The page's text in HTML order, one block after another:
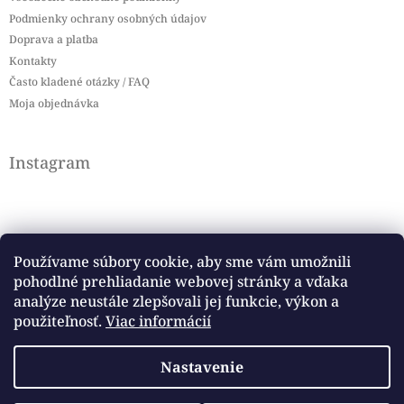
Používame súbory cookie, aby sme vám umožnili
pohodlné prehliadanie webovej stránky a vďaka
analýze neustále zlepšovali jej funkcie, výkon a
použiteľnosť. Viac informácií
Nastavenie
Podmienky ochrany osobných údajov
Doprava a platba
Kontakty
Často kladené otázky / FAQ
Moja objednávka
Instagram
Sledovať na Instagrame
Facebook